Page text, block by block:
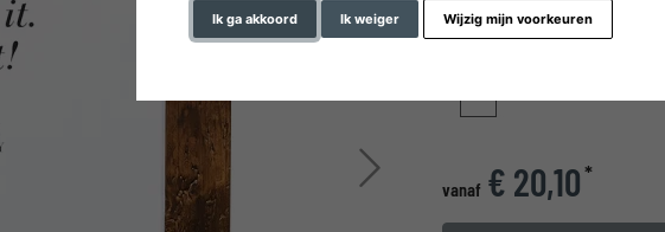
Ik ga akkoord Ik weiger Wijzig mijn voorkeuren
Verder
glastype
vanaf € 20,10*